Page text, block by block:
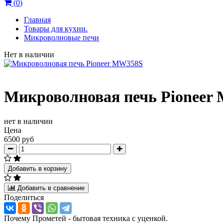
(0)
Главная
Товары для кухни.
Микроволновые печи
Нет в наличии
Микроволновая печь Pioneer
нет в наличии
Цена
6500 руб
Добавить в корзину
Добавить в сравнение
Поделиться
Почему Прометей - бытовая техника с уценкой.